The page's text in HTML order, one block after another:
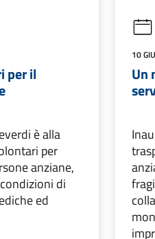
per il
è alla
per
anziane,
di
ed
10
Un